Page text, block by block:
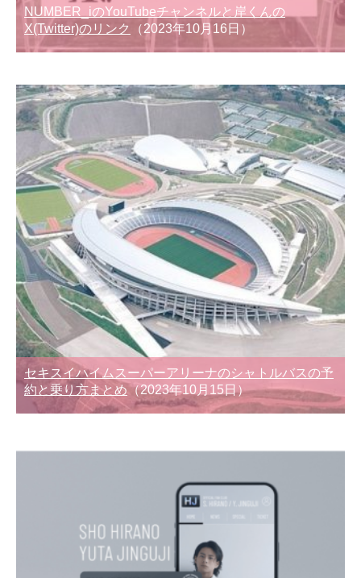
NUMBER_iのYouTubeチャンネルと岸くんの
X(Twitter)のリンク
（2023年10月16日）
セキスイハイムスーパーアリーナのシャトルバスの予
約と乗り方まとめ （2023年10月15日）